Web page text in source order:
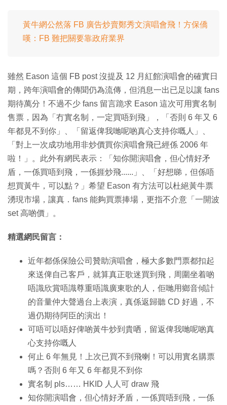
黃牛網公然落 FB 廣告炒賣鄭秀文演唱會飛！方保僑
嘆：FB 難把關要靠政府業界
雖然 Eason 這個 FB post 沒提及 12 月紅館演唱會的確實日
期，跨年演唱會的傳聞仍為流傳，但消息一出已足以讓 fans
期待萬分！不過不少 fans 留言跪求 Eason 這次可用實名制
售票，因為「冇實名制，一定買唔到飛」，「否則 6 年又 6
年都見不到你」、「留返俾我哋呢啲真心支持你嘅人」、
「對上一次成功地用非炒價買你演唱會飛已經係 2006 年
啦！」。此外有網民表示：「知你開演唱會，但心情好矛
盾，一係買唔到飛，一係捱炒飛......」、「好想睇，但係唔
想買黃牛，可以點？」希望 Eason 有方法可以杜絕黃牛票
湧現市場，讓真．fans 能夠買票捧場，更指不介意「一開波
set 高啲價」。
精選網民留言：
近年都係保險公司贊助演唱會，極大多數門票都扣起
來送俾自己客戶，就算真正歌迷買到飛，周圍坐着啲
唔識欣賞唔識尊重唔識廣東歌的人，佢哋用鄉音傾計
的音量仲大聲過台上表演，真係返歸聽 CD 好過，不
過仍期待阿臣的演出！
可唔可以唔好俾啲黃牛炒到貴哂，留返俾我哋呢啲真
心支持你嘅人
何止 6 年無見！上次已買不到飛喇！可以用實名購票
嗎？否則 6 年又 6 年都見不到你
實名制 pls…… HKID 人人可 draw 飛
知你開演唱會，但心情好矛盾，一係買唔到飛，一係